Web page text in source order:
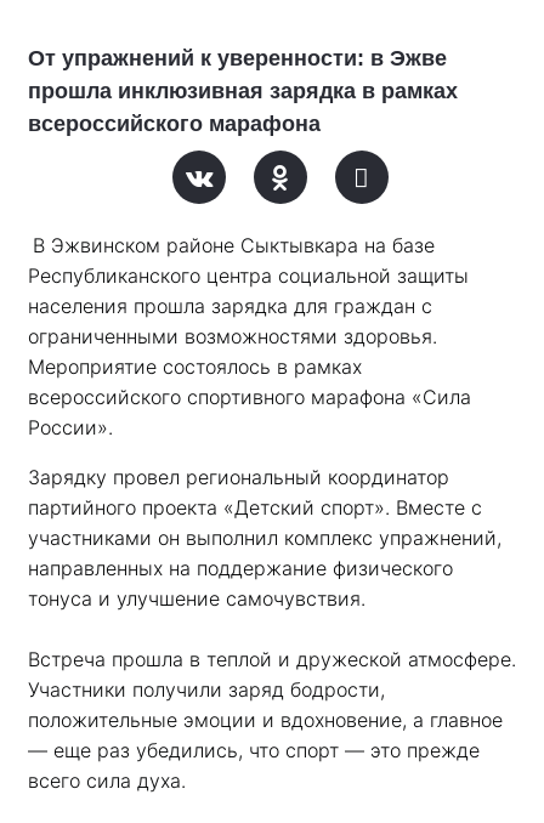
От упражнений к уверенности: в Эжве
прошла инклюзивная зарядка в рамках
всероссийского марафона
В Эжвинском районе Сыктывкара на базе
Республиканского центра социальной защиты
населения прошла зарядка для граждан с
ограниченными возможностями здоровья.
Мероприятие состоялось в рамках
всероссийского спортивного марафона «Сила
России».
Зарядку провел региональный координатор
партийного проекта «Детский спорт». Вместе с
участниками он выполнил комплекс упражнений,
направленных на поддержание физического
тонуса и улучшение самочувствия.
Встреча прошла в теплой и дружеской атмосфере.
Участники получили заряд бодрости,
положительные эмоции и вдохновение, а главное
— еще раз убедились, что спорт — это прежде
всего сила духа.